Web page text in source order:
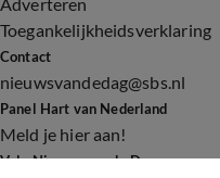
Toegankelijkheidsverklaring
Contact
nieuwsvandedag@sbs.nl
Panel Hart van Nederland
Meld je hier aan!
Volg Nieuws van de Dag